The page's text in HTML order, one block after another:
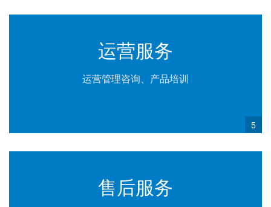
运营服务
运营管理咨询、产品培训
5
售后服务